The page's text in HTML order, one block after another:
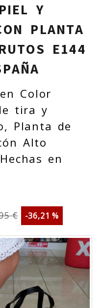
Y
PLANTA
E144
Color
tira y
Planta de
Alto
en
€ -36,21 %